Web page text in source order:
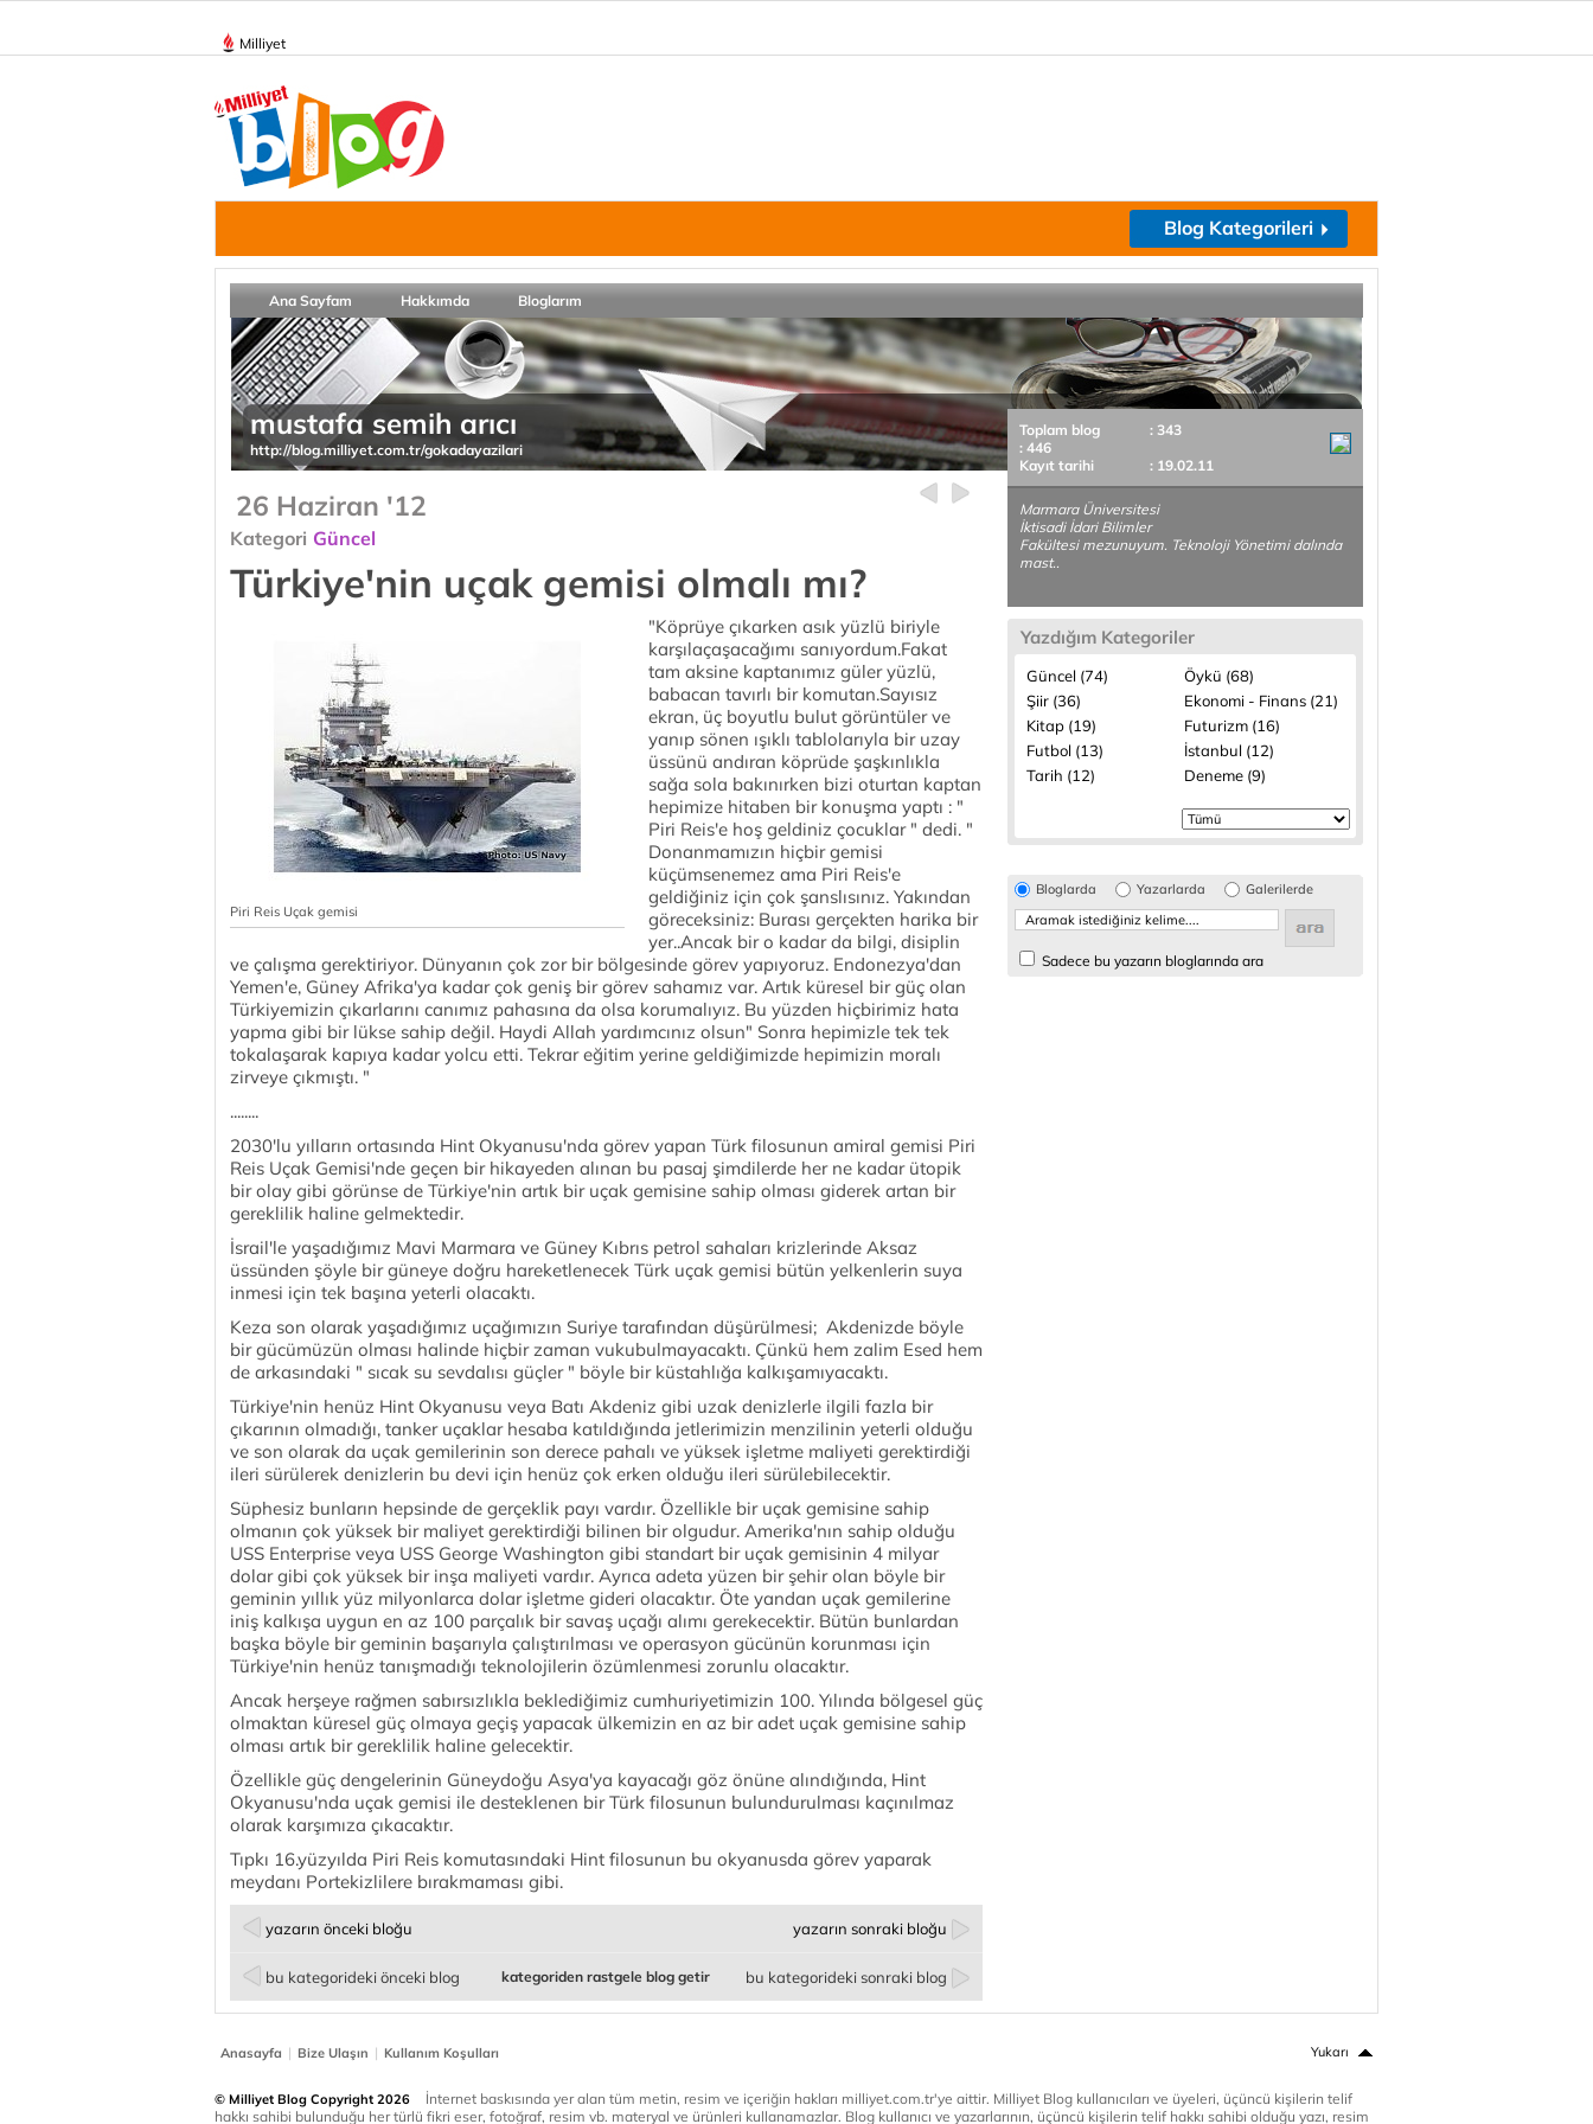
Milliyet
Blog Kategorileri
Ana Sayfam Hakkımda Bloglarım
mustafa semih arıcı
http://blog.milliyet.com.tr/gokadayazilari
26 Haziran '12
Kategori Güncel
Türkiye'nin uçak gemisi olmalı mı?
Piri Reis Uçak gemisi
"Köprüye çıkarken asık yüzlü biriyle
karşılaçaşacağımı sanıyordum.Fakat
tam aksine kaptanımız güler yüzlü,
babacan tavırlı bir komutan.Sayısız
ekran, üç boyutlu bulut görüntüler ve
yanıp sönen ışıklı tablolarıyla bir uzay
üssünü andıran köprüde şaşkınlıkla
sağa sola bakınırken bizi oturtan kaptan
hepimize hitaben bir konuşma yaptı : "
Piri Reis'e hoş geldiniz çocuklar " dedi. "
Donanmamızın hiçbir gemisi
küçümsenemez ama Piri Reis'e
geldiğiniz için çok şanslısınız. Yakından
göreceksiniz: Burası gerçekten harika bir
yer..Ancak bir o kadar da bilgi, disiplin
ve çalışma gerektiriyor. Dünyanın çok zor bir bölgesinde görev yapıyoruz. Endonezya'dan
Yemen'e, Güney Afrika'ya kadar çok geniş bir görev sahamız var. Artık küresel bir güç olan
Türkiyemizin çıkarlarını canımız pahasına da olsa korumalıyız. Bu yüzden hiçbirimiz hata
yapma gibi bir lükse sahip değil. Haydi Allah yardımcınız olsun" Sonra hepimizle tek tek
tokalaşarak kapıya kadar yolcu etti. Tekrar eğitim yerine geldiğimizde hepimizin moralı
zirveye çıkmıştı. "
........
2030'lu yılların ortasında Hint Okyanusu'nda görev yapan Türk filosunun amiral gemisi Piri
Reis Uçak Gemisi'nde geçen bir hikayeden alınan bu pasaj şimdilerde her ne kadar ütopik
bir olay gibi görünse de Türkiye'nin artık bir uçak gemisine sahip olması giderek artan bir
gereklilik haline gelmektedir.
İsrail'le yaşadığımız Mavi Marmara ve Güney Kıbrıs petrol sahaları krizlerinde Aksaz
üssünden şöyle bir güneye doğru hareketlenecek Türk uçak gemisi bütün yelkenlerin suya
inmesi için tek başına yeterli olacaktı.
Keza son olarak yaşadığımız uçağımızın Suriye tarafından düşürülmesi; Akdenizde böyle
bir gücümüzün olması halinde hiçbir zaman vukubulmayacaktı. Çünkü hem zalim Esed hem
de arkasındaki " sıcak su sevdalısı güçler " böyle bir küstahlığa kalkışamıyacaktı.
Türkiye'nin henüz Hint Okyanusu veya Batı Akdeniz gibi uzak denizlerle ilgili fazla bir
çıkarının olmadığı, tanker uçaklar hesaba katıldığında jetlerimizin menzilinin yeterli olduğu
ve son olarak da uçak gemilerinin son derece pahalı ve yüksek işletme maliyeti gerektirdiği
ileri sürülerek denizlerin bu devi için henüz çok erken olduğu ileri sürülebilecektir.
Süphesiz bunların hepsinde de gerçeklik payı vardır. Özellikle bir uçak gemisine sahip
olmanın çok yüksek bir maliyet gerektirdiği bilinen bir olgudur. Amerika'nın sahip olduğu
USS Enterprise veya USS George Washington gibi standart bir uçak gemisinin 4 milyar
dolar gibi çok yüksek bir inşa maliyeti vardır. Ayrıca adeta yüzen bir şehir olan böyle bir
geminin yıllık yüz milyonlarca dolar işletme gideri olacaktır. Öte yandan uçak gemilerine
iniş kalkışa uygun en az 100 parçalık bir savaş uçağı alımı gerekecektir. Bütün bunlardan
başka böyle bir geminin başarıyla çalıştırılması ve operasyon gücünün korunması için
Türkiye'nin henüz tanışmadığı teknolojilerin özümlenmesi zorunlu olacaktır.
Ancak herşeye rağmen sabırsızlıkla beklediğimiz cumhuriyetimizin 100. Yılında bölgesel güç
olmaktan küresel güç olmaya geçiş yapacak ülkemizin en az bir adet uçak gemisine sahip
olması artık bir gereklilik haline gelecektir.
Özellikle güç dengelerinin Güneydoğu Asya'ya kayacağı göz önüne alındığında, Hint
Okyanusu'nda uçak gemisi ile desteklenen bir Türk filosunun bulundurulması kaçınılmaz
olarak karşımıza çıkacaktır.
Tıpkı 16.yüzyılda Piri Reis komutasındaki Hint filosunun bu okyanusda görev yaparak
meydanı Portekizlilere bırakmaması gibi.
yazarın önceki bloğu yazarın sonraki bloğu
bu kategorideki önceki blog bu kategorideki sonraki blog
kategoriden rastgele blog getir
Toplam blog
: 343
: 446
Kayıt tarihi
: 19.02.11
Marmara Üniversitesi
İktisadi İdari Bilimler
Fakültesi mezunuyum. Teknoloji Yönetimi dalında
mast..
Yazdığım Kategoriler
Güncel (74)
Öykü (68)
Şiir (36)
Ekonomi - Finans (21)
Kitap (19)
Futurizm (16)
Futbol (13)
İstanbul (12)
Tarih (12)
Deneme (9)
Bloglarda Yazarlarda Galerilerde
Sadece bu yazarın bloglarında ara
Anasayfa | Bize Ulaşın | Kullanım Koşulları Yukarı
© Milliyet Blog Copyright 2026
İnternet baskısında yer alan tüm metin, resim ve içeriğin hakları milliyet.com.tr'ye aittir. Milliyet Blog kullanıcıları ve üyeleri, üçüncü kişilerin telif
hakkı sahibi bulunduğu her türlü fikri eser, fotoğraf, resim vb. materyal ve ürünleri kullanamazlar. Blog kullanıcı ve yazarlarının, üçüncü kişilerin telif hakkı sahibi olduğu yazı, resim